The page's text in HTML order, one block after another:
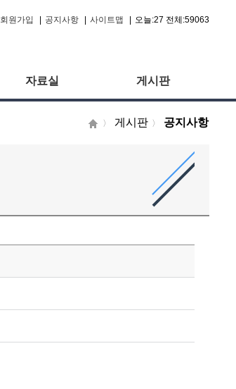
회원가입 공지사항 사이트맵 오늘:27 전체:59063
자료실 게시판
〉 게시판 〉 공지사항